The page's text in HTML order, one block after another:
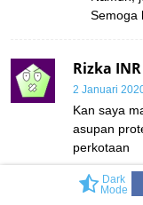
Semoga
Rizka INR
2 Januari
Kan saya
asupan
perkotaan
Itu
Dark
Mode